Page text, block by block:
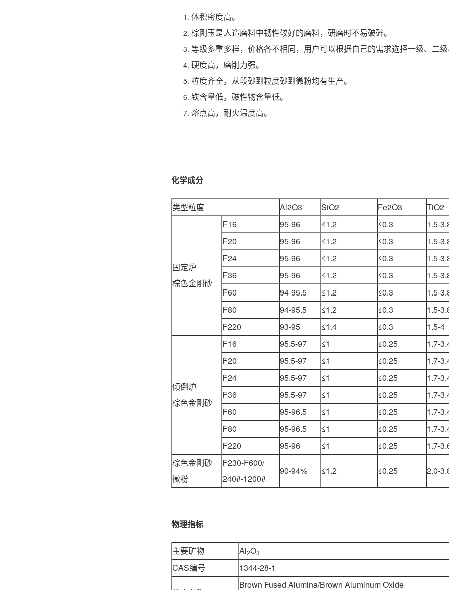
体积密度高。
棕刚玉是人造磨料中韧性较好的磨料，研磨时不易破碎。
等级多重多样，价格各不相同，用户可以根据自己的需求选择一级、二
硬度高，磨削力强。
粒度齐全，从段砂到粒度砂到微粉均有生产。
铁含量低，磁性物含量低。
熔点高，耐火温度高。
化学成分
类型粒度 Al2O3 SiO2 Fe2O3 TiO2
固定炉
棕色金刚砂
F16 95-96 ≤1.2 ≤0.3
1.5-
F20
95-96 ≤1.2 ≤0.3
1.5-
F24
95-96 ≤1.2 ≤0.3
1.5-
F36
95-96 ≤1.2 ≤0.3
1.5-
F60
94-95.5 ≤1.2 ≤0.3
1.5-
F80
94-95.5 ≤1.2 ≤0.3
1.5-
F220
93-95 ≤1.4 ≤0.3 1.5-4
倾倒炉
棕色金刚砂
F16 95.5-97 ≤1 ≤0.25
1.7-
F20
95.5-97 ≤1 ≤0.25
1.7-
F24
95.5-97 ≤1 ≤0.25
1.7-
F36
95.5-97 ≤1 ≤0.25
1.7-
F60
95-96.5 ≤1 ≤0.25
1.7-
F80
95-96.5 ≤1 ≤0.25
1.7-
F220
95-96 ≤1 ≤0.25
1.7-
棕色金刚砂
微粉
F230-F600/
240#-1200#
90-94% ≤1.2 ≤0.25 2.0-
物理指标
主要矿物 Al2O3
CAS编号 1344-28-1
Brown Fused Alumina/Brown Aluminum Oxide